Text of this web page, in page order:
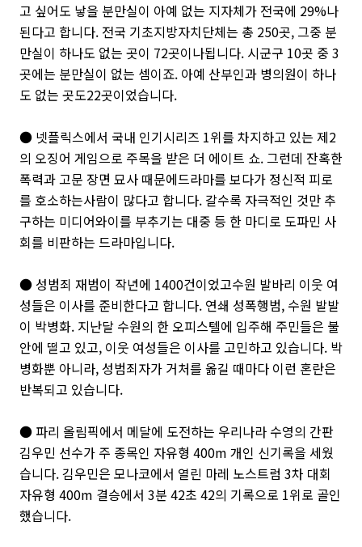
고 싶어도 낳을 분만실이 아예 없는 지자체가 전국에 29%나
된다고 합니다. 전국 기초지방자치단체는 총 250곳, 그중 분
만실이 하나도 없는 곳이 72곳이나됩니다. 시군구 10곳 중 3
곳에는 분만실이 없는 셈이죠. 아예 산부인과 병의원이 하나
도 없는 곳도22곳이었습니다.
● 넷플릭스에서 국내 인기시리즈 1위를 차지하고 있는 제2
의 오징어 게임으로 주목을 받은 더 에이트 쇼. 그런데 잔혹한
폭력과 고문 장면 묘사 때문에드라마를 보다가 정신적 피로
를 호소하는사람이 많다고 합니다. 갈수록 자극적인 것만 추
구하는 미디어와이를 부추기는 대중 등 한 마디로 도파민 사
회를 비판하는 드라마입니다.
● 성범죄 재범이 작년에 1400건이었고수원 발바리 이웃 여
성들은 이사를 준비한다고 합니다. 연쇄 성폭행범, 수원 발발
이 박병화. 지난달 수원의 한 오피스텔에 입주해 주민들은 불
안에 떨고 있고, 이웃 여성들은 이사를 고민하고 있습니다. 박
병화뿐 아니라, 성범죄자가 거처를 옮길 때마다 이런 혼란은
반복되고 있습니다.
● 파리 올림픽에서 메달에 도전하는 우리나라 수영의 간판
김우민 선수가 주 종목인 자유형 400m 개인 신기록을 세웠
습니다. 김우민은 모나코에서 열린 마레 노스트럼 3차 대회
자유형 400m 결승에서 3분 42초 42의 기록으로 1위로 골인
했습니다.